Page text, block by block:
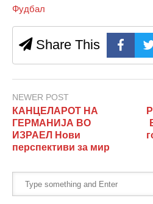
Фудбал
Share This
NEWER POST
КАНЦЕЛАРОТ НА
ГЕРМАНИЈА ВО
ИЗРАЕЛ Нови
перспективи за мир